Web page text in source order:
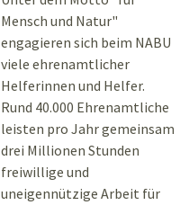
Mensch und Natur"
engagieren sich beim NABU
viele ehrenamtlicher
Helferinnen und Helfer.
Rund 40.000 Ehrenamtliche
leisten pro Jahr gemeinsam
drei Millionen Stunden
freiwillige und
uneigennützige Arbeit für